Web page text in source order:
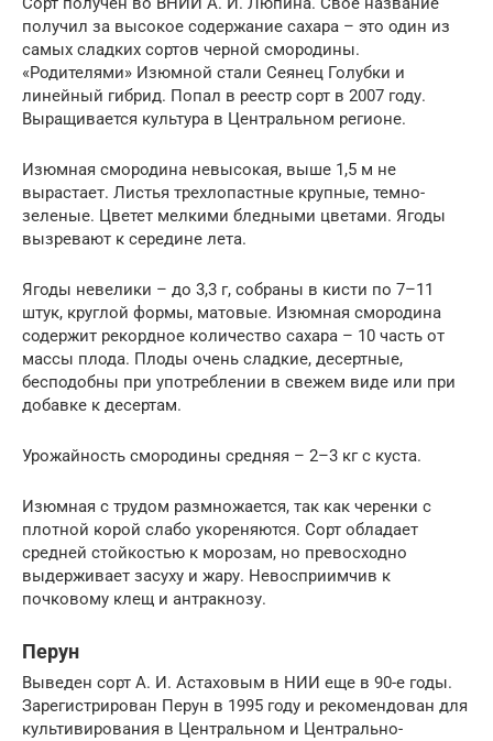
получил за высокое содержание сахара – это один из
самых сладких сортов черной смородины.
«Родителями» Изюмной стали Сеянец Голубки и
линейный гибрид. Попал в реестр сорт в 2007 году.
Выращивается культура в Центральном регионе.
Изюмная смородина невысокая, выше 1,5 м не
вырастает. Листья трехлопастные крупные, темно-
зеленые. Цветет мелкими бледными цветами. Ягоды
вызревают к середине лета.
Ягоды невелики – до 3,3 г, собраны в кисти по 7–11
штук, круглой формы, матовые. Изюмная смородина
содержит рекордное количество сахара – 10 часть от
массы плода. Плоды очень сладкие, десертные,
бесподобны при употреблении в свежем виде или при
добавке к десертам.
Урожайность смородины средняя – 2–3 кг с куста.
Изюмная с трудом размножается, так как черенки с
плотной корой слабо укореняются. Сорт обладает
средней стойкостью к морозам, но превосходно
выдерживает засуху и жару. Невосприимчив к
почковому клещ и антракнозу.
Перун
Выведен сорт А. И. Астаховым в НИИ еще в 90-е годы.
Зарегистрирован Перун в 1995 году и рекомендован для
культивирования в Центральном и Центрально-